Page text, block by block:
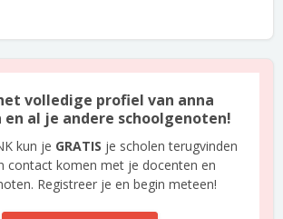
volledige profiel van anna
en al je andere schoolgenoten!
kun je GRATIS je scholen terugvinden
contact komen met je docenten en
Registreer je en begin meteen!